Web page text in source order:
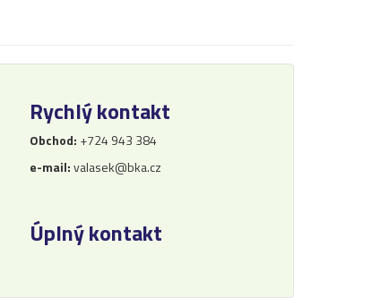
Rychlý kontakt
Obchod: +724 943 384
e-mail:valasek@bka.cz
Úplný kontakt